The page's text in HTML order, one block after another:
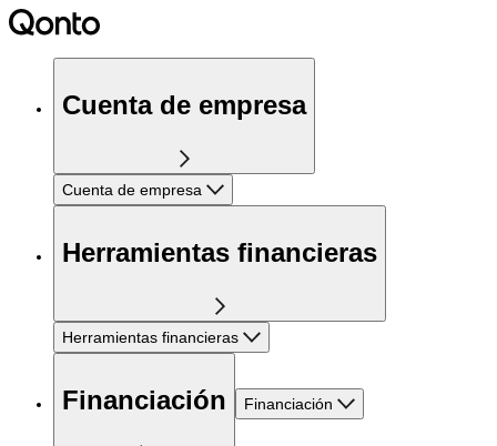
Cuenta de empresa
Cuenta de empresa
Herramientas financieras
Herramientas financieras
Financiación Financiación